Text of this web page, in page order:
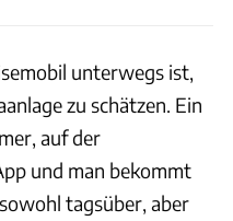
unterwegs ist,
zu schätzen. Ein
auf der
und man bekommt
tagsüber, aber